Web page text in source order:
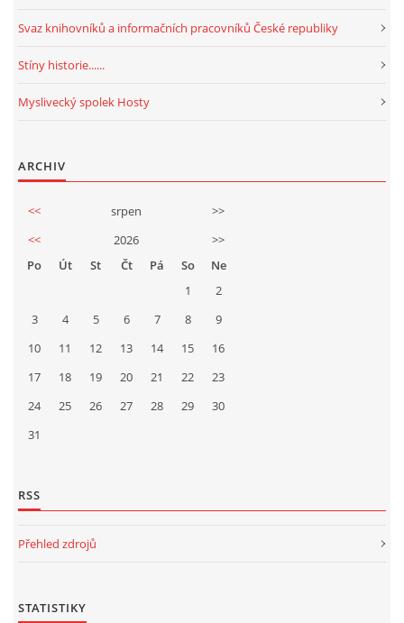
Svaz knihovníků a informačních pracovníků České republiky
Stíny historie......
Myslivecký spolek Hosty
ARCHIV
<< srpen
>>
<<
2026
>>
Po
Út St Čt Pá So
Ne
1
2
3
4 5 6 7 8
9
10
11 12 13 14 15
16
17
18 19 20 21 22
23
24
25 26 27 28 29
30
31
RSS
Přehled zdrojů
STATISTIKY